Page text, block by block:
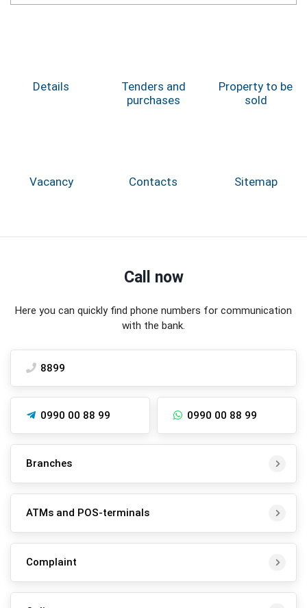
Details
Tenders and
purchases
Property to be
sold
Vacancy Contacts Sitemap
Call now
Here you can quickly find phone numbers for communication
with the bank.
8899
0990 00 88 99 0990 00 88 99
Branches
ATMs and POS-terminals
Complaint